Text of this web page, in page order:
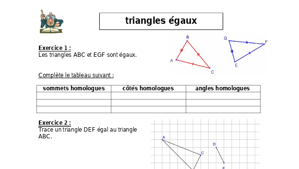
Exercice 1 :
Les triangles ABC et EGF sont égaux.
Complète le tableau suivant :
sommets homologues côtés homologues angles homologues
Exercice 2 :
Trace un triangle DEF égal au triangle
ABC.
triangles égaux